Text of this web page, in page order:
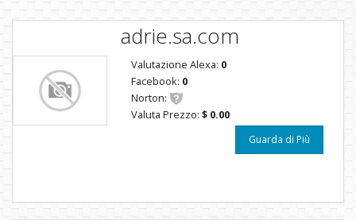
adrie.sa.com
Valutazione Alexa: 0
Facebook: 0
Norton:
Valuta Prezzo: $ 0.00
Guarda di Più